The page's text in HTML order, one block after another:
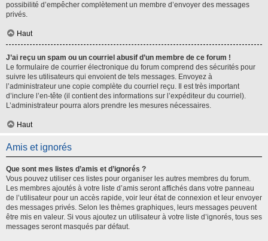
possibilité d’empêcher complètement un membre d’envoyer des messages
privés.
Haut
J’ai reçu un spam ou un courriel abusif d’un membre de ce forum !
Le formulaire de courrier électronique du forum comprend des sécurités pour
suivre les utilisateurs qui envoient de tels messages. Envoyez à
l’administrateur une copie complète du courriel reçu. Il est très important
d’inclure l’en-tête (il contient des informations sur l’expéditeur du courriel).
L’administrateur pourra alors prendre les mesures nécessaires.
Haut
Amis et ignorés
Que sont mes listes d’amis et d’ignorés ?
Vous pouvez utiliser ces listes pour organiser les autres membres du forum.
Les membres ajoutés à votre liste d’amis seront affichés dans votre panneau
de l’utilisateur pour un accès rapide, voir leur état de connexion et leur envoyer
des messages privés. Selon les thèmes graphiques, leurs messages peuvent
être mis en valeur. Si vous ajoutez un utilisateur à votre liste d’ignorés, tous ses
messages seront masqués par défaut.